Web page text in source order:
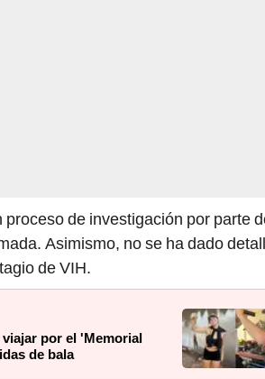
de investigación por parte
Asimismo, no se ha dado
de VIH.
viajar por el 'Memorial
de bala